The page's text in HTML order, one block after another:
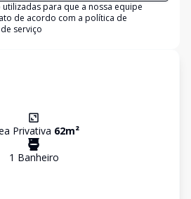
para que a nossa equipe
de acordo com a política de
serviço
Privativa 62m²
1 Banheiro